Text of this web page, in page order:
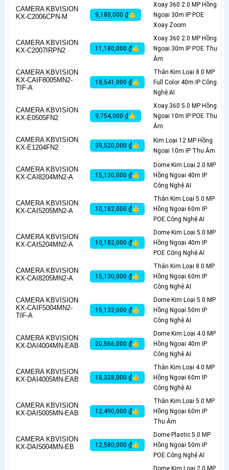
CAMERA KBVISION
KX-C2006CPN-M
9,180,000 ₫👍
Xoay 360 2.0 MP Hồng
Ngoại 30m IP POE
Xoay Zoom
CAMERA KBVISION
KX-C2007IRPN2
11,180,000 ₫👍
Xoay 360 2.0 MP Hồng
Ngoại 30m IP POE Thu
Âm
CAMERA KBVISION
KX-CAIF8005MN2-
TIF-A
18,541,000 ₫👍
Thân Kim Loại 8.0 MP
Full Color 40m IP Công
Nghệ AI
CAMERA KBVISION
KX-E0505FN2
9,754,000 ₫👍
Xoay 360 5.0 MP Hồng
Ngoại 10m IP POE Thu
Âm
CAMERA KBVISION
KX-E1204FN2
39,520,000 ₫👍
Kim Loại 12 MP Hồng
Ngoại 10m IP Thu Âm
CAMERA KBVISION
KX-CAI8204MN2-A
15,130,000 ₫👍
Dome Kim Loại 2.0 MP
Hồng Ngoại 40m IP
Công Nghệ AI
CAMERA KBVISION
KX-CAI5205MN2-A
10,182,000 ₫👍
Thân Kim Loại 5.0 MP
Hồng Ngoại 60m IP
POE Công Nghệ AI
CAMERA KBVISION
KX-CAI5204MN2-A
10,182,000 ₫👍
Dome Kim Loại 5.0 MP
Hồng Ngoại 40m IP
POE Công Nghệ AI
CAMERA KBVISION
KX-CAI8205MN2-A
15,130,000 ₫👍
Thân Kim Loại 8.0 MP
Hồng Ngoại 60m IP
Công Nghệ AI
CAMERA KBVISION
KX-CAIF5004MN2-
TIF-A
15,132,000 ₫👍
Dome Kim Loại 5.0 MP
Hồng Ngoại 50m IP
Công Nghệ AI
CAMERA KBVISION
KX-DAI4004MN-EAB
20,566,000 ₫👍
Dome Kim Loại 4.0 MP
Hồng Ngoại 40m IP
Công Nghệ AI
CAMERA KBVISION
KX-DAI4005MN-EAB
18,328,000 ₫👍
Thân Kim Loại 4.0 MP
Hồng Ngoại 60m IP
Công Nghệ AI
CAMERA KBVISION
KX-DAI5005MN-EAB
12,490,000 ₫👍
Thân Kim Loại 5.0 MP
Hồng Ngoại 60m IP
Thu Âm
CAMERA KBVISION
KX-DAI5004MN-EB
12,580,000 ₫👍
Dome Plastic 5.0 MP
Hồng Ngoại 50m IP
POE Công Nghệ AI
Dome Kim Loại 2.0 MP